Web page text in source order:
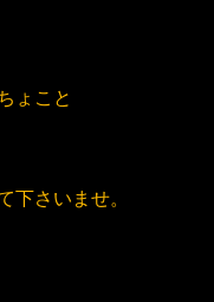
ょこと
下さいませ。